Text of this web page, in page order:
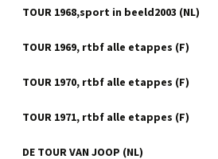
TOUR 1968,sport in beeld2003 (NL)
TOUR 1969, rtbf alle etappes (F)
TOUR 1970, rtbf alle etappes (F)
TOUR 1971, rtbf alle etappes (F)
DE TOUR VAN JOOP (NL)